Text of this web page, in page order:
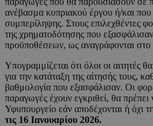
ανέβασμα κυπριακού έργου ή/και
συμπερίληψης. Στους επιλεχθέντες
της χρηματοδότησης που
προϋποθέσεων, ως αναγράφονται
Υπογραμμίζεται ότι όλοι οι αιτητές
για την κατάταξη της αίτησής τους,
βαθμολογία που εξασφάλισαν. Οι
παραγωγές έχουν εγκριθεί, θα
Υφυπουργείο εάν αποδέχονται ή όχι
τις 16 Ιανουαρίου 2026.